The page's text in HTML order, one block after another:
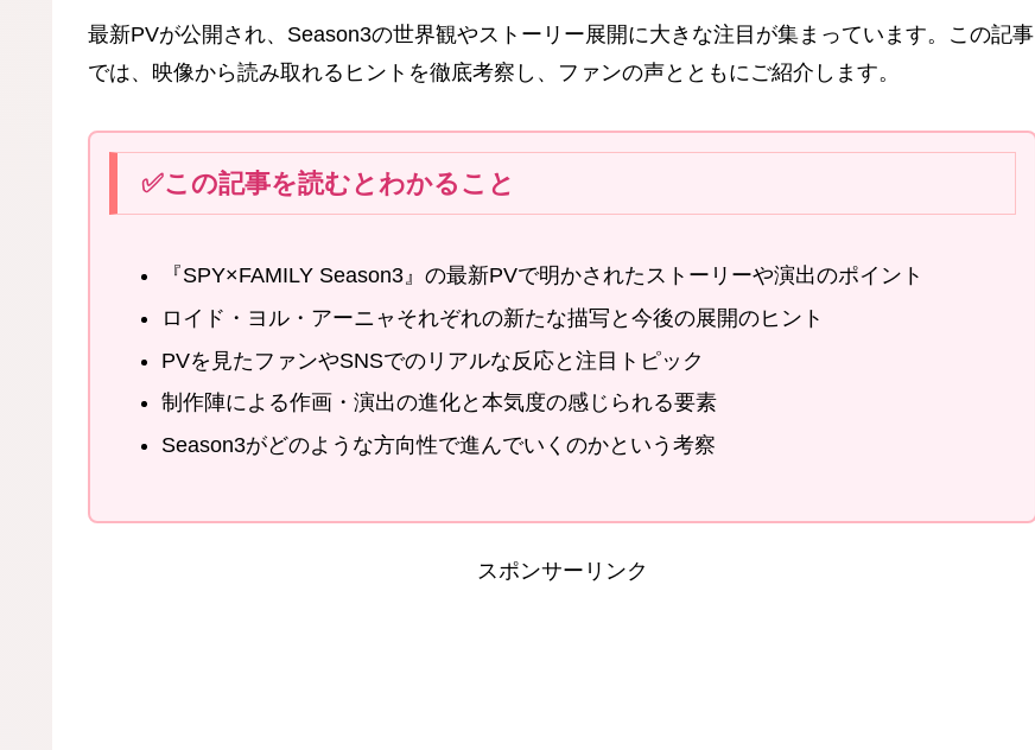
最新PVが公開され、Season3の世界観やストーリー展開に大きな注目が集まっています。この記事
では、映像から読み取れるヒントを徹底考察し、ファンの声とともにご紹介します。
✅この記事を読むとわかること
『SPY×FAMILY Season3』の最新PVで明かされたストーリーや演出のポイント
ロイド・ヨル・アーニャそれぞれの新たな描写と今後の展開のヒント
PVを見たファンやSNSでのリアルな反応と注目トピック
制作陣による作画・演出の進化と本気度の感じられる要素
Season3がどのような方向性で進んでいくのかという考察
スポンサーリンク